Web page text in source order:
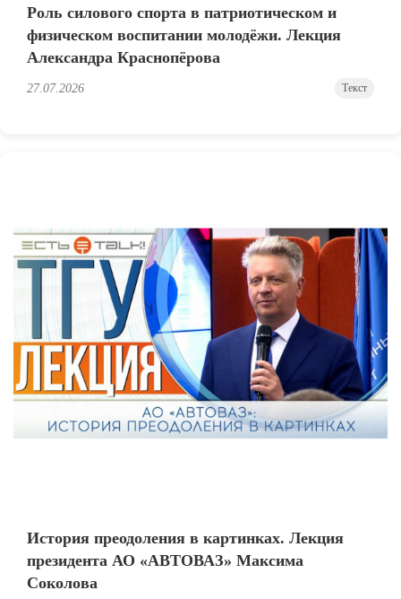
Роль силового спорта в патриотическом и
физическом воспитании молодёжи. Лекция
Александра Краснопёрова
27.07.2026 Текст
История преодоления в картинках. Лекция
президента АО «АВТОВАЗ» Максима
Соколова